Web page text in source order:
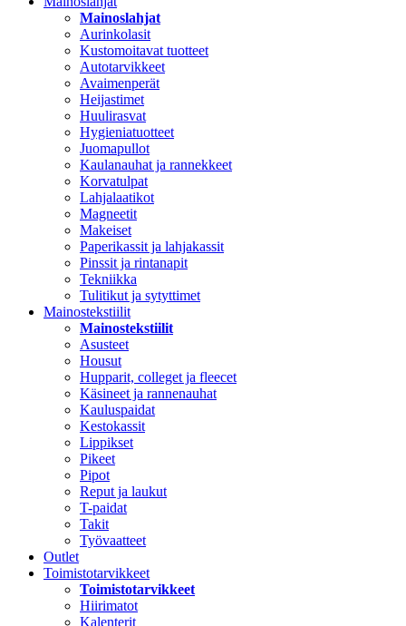
Mainoslahjat
Aurinkolasit
Kustomoitavat tuotteet
Autotarvikkeet
Avaimenperät
Heijastimet
Huulirasvat
Hygieniatuotteet
Juomapullot
Kaulanauhat ja rannekkeet
Korvatulpat
Lahjalaatikot
Magneetit
Makeiset
Paperikassit ja lahjakassit
Pinssit ja rintanapit
Tekniikka
Tulitikut ja sytyttimet
Mainostekstiilit
Mainostekstiilit
Asusteet
Housut
Hupparit, colleget ja fleecet
Käsineet ja rannenauhat
Kauluspaidat
Kestokassit
Lippikset
Pikeet
Pipot
Reput ja laukut
T-paidat
Takit
Työvaatteet
Outlet
Toimistotarvikkeet
Toimistotarvikkeet
Hiirimatot
Kalenterit